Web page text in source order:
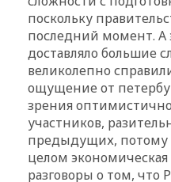
поскольку
последний момент. А
доставляло большие
великолепно
ощущение от
зрения
участников,
предыдущих, потому
целом
разговоры о том, что